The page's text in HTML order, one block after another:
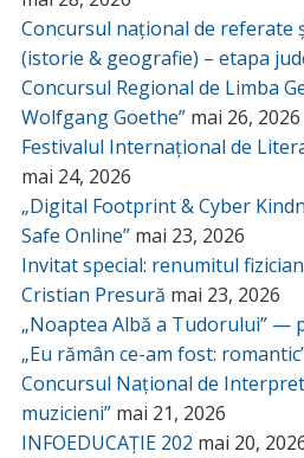
Concursul național de referate
(istorie & geografie) – etapa
Concursul Regional de Limba
Wolfgang Goethe” mai 26, 2026
Festivalul Internațional de
mai 24, 2026
„Digital Footprint & Cyber
Safe Online” mai 23, 2026
Invitat special: renumitul
Cristian Presură mai 23, 2026
„Noaptea Albă a Tudorului” —
„Eu rămân ce-am fost:
Concursul Național de
muzicieni” mai 21, 2026
INFOEDUCAȚIE 202 mai 20,